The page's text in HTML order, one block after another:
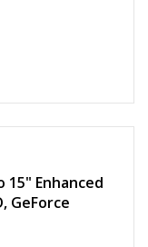
15" Enhanced
GeForce